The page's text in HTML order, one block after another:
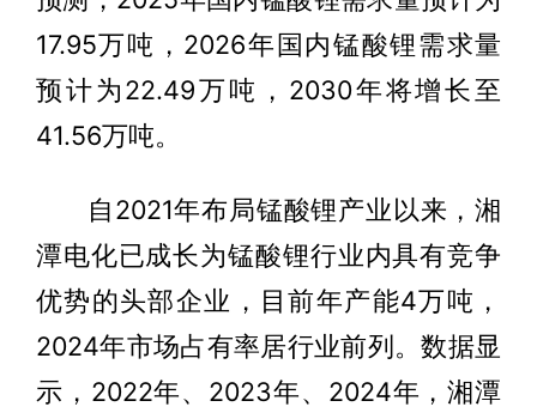
17.95万吨，2026年国内锰酸锂需求量
预计为22.49万吨，2030年将增长至
41.56万吨。
自2021年布局锰酸锂产业以来，湘
潭电化已成长为锰酸锂行业内具有竞争
优势的头部企业，目前年产能4万吨，
2024年市场占有率居行业前列。数据显
示，2022年、2023年、2024年，湘潭